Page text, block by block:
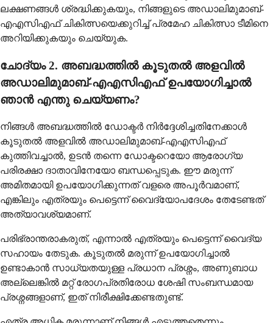
ലക്ഷണങ്ങൾ ശ്രദ്ധിക്കുകയും, നിങ്ങളുടെ അഡാലിമുമാബ്-
എഎസിഎഫ് ചികിത്സയെക്കുറിച്ച് പ്രമേഹ ചികിത്സാ ടീമിനെ
അറിയിക്കുകയും ചെയ്യുക.
ചോദ്യം 2. അബദ്ധത്തിൽ കൂടുതൽ അളവിൽ
അഡാലിമുമാബ്-എഎസിഎഫ് ഉപയോഗിച്ചാൽ
ഞാൻ എന്തു ചെയ്യണം?
നിങ്ങൾ അബദ്ധത്തിൽ ഡോക്ടർ നിർദ്ദേശിച്ചതിനേക്കാൾ
കൂടുതൽ അളവിൽ അഡാലിമുമാബ്-എഎസിഎഫ്
കുത്തിവച്ചാൽ, ഉടൻ തന്നെ ഡോക്ടറെയോ ആരോഗ്യ
പരിരക്ഷാ ദാതാവിനേയോ ബന്ധപ്പെടുക. ഈ മരുന്ന്
അമിതമായി ഉപയോഗിക്കുന്നത് വളരെ അപൂർവമാണ്,
എങ്കിലും എത്രയും പെട്ടെന്ന് വൈദ്യോപദേശം തേടേണ്ടത്
അത്യാവശ്യമാണ്.
പരിഭ്രാന്തരാകരുത്, എന്നാൽ എത്രയും പെട്ടെന്ന് വൈദ്യ
സഹായം തേടുക. കൂടുതൽ മരുന്ന് ഉപയോഗിച്ചാൽ
ഉണ്ടാകാൻ സാധ്യതയുള്ള പ്രധാന പ്രശ്നം, അണുബാധ
അല്ലെങ്കിൽ മറ്റ് രോഗപ്രതിരോധ ശേഷി സംബന്ധമായ
പ്രശ്നങ്ങളാണ്, ഇത് നിരീക്ഷിക്കേണ്ടതുണ്ട്.